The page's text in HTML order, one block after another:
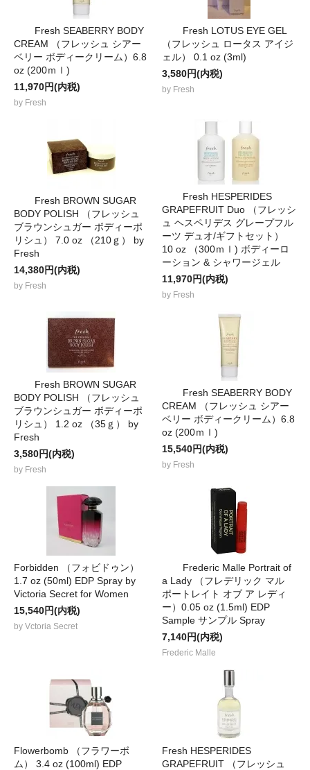
Fresh SEABERRY BODY
CREAM （フレッシュ シアー
ベリー ボディークリーム）6.8
oz (200ｍｌ)
11,970円(内税)
by Fresh
Fresh LOTUS EYE GEL
（フレッシュ ロータス アイジ
ェル） 0.1 oz (3ml)
3,580円(内税)
by Fresh
Fresh BROWN SUGAR
BODY POLISH （フレッシュ
ブラウンシュガー ボディーポ
リシュ） 7.0 oz （210ｇ） by
Fresh
14,380円(内税)
by Fresh
Fresh HESPERIDES
GRAPEFRUIT Duo （フレッシ
ュ ヘスペリデス グレープフル
ーツ デュオ/ギフトセット）
10 oz （300ｍｌ) ボディーロ
ーション & シャワージェル
11,970円(内税)
by Fresh
Fresh BROWN SUGAR
BODY POLISH （フレッシュ
ブラウンシュガー ボディーポ
リシュ） 1.2 oz （35ｇ） by
Fresh
3,580円(内税)
by Fresh
Fresh SEABERRY BODY
CREAM （フレッシュ シアー
ベリー ボディークリーム）6.8
oz (200ｍｌ)
15,540円(内税)
by Fresh
Forbidden （フォビドゥン）
1.7 oz (50ml) EDP Spray by
Victoria Secret for Women
15,540円(内税)
by Vctoria Secret
Frederic Malle Portrait of
a Lady （フレデリック マル
ポートレイト オブ ア レディ
ー）0.05 oz (1.5ml) EDP
Sample サンプル Spray
7,140円(内税)
Frederic Malle
Flowerbomb （フラワーボ
ム） 3.4 oz (100ml) EDP
Fresh HESPERIDES
GRAPEFRUIT （フレッシュ